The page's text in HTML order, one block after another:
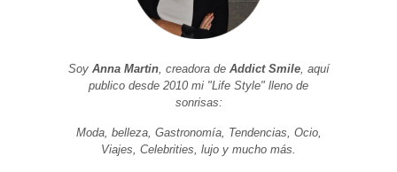
Soy Anna Martin, creadora de Addict Smile, aquí
publico desde 2010 mi "Life Style" lleno de
sonrisas:
Moda, belleza, Gastronomía, Tendencias, Ocio,
Viajes, Celebrities, lujo y mucho más.
base a cómo